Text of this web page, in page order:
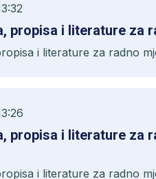
propisa i literature za
i literature za radno
propisa i literature za
i literature za radno